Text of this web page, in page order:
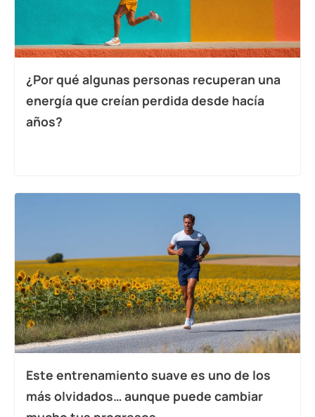
¿Por qué algunas personas recuperan una
energía que creían perdida desde hacía
años?
Este entrenamiento suave es uno de los
más olvidados… aunque puede cambiar